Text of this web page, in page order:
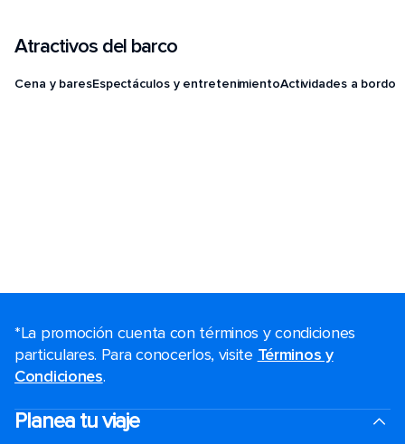
Atractivos del barco
Cena y baresEspectáculos y entretenimientoActividades a bordo
*La promoción cuenta con términos y condiciones
particulares. Para conocerlos, visite Términos y
Condiciones.
Planea tu viaje